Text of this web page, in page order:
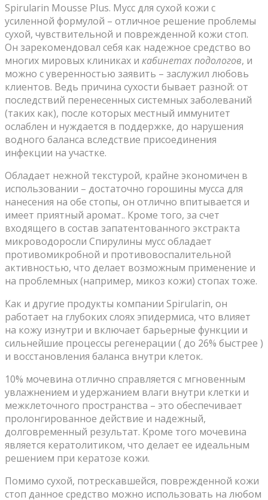
Spirularin Mousse Plus. Мусс для сухой кожи с
усиленной формулой – отличное решение проблемы
сухой, чувствительной и поврежденной кожи стоп.
Он зарекомендовал себя как надежное средство во
многих мировых клиниках и кабинетах подологов, и
можно с уверенностью заявить – заслужил любовь
клиентов. Ведь причина сухости бывает разной: от
последствий перенесенных системных заболеваний
(таких как), после которых местный иммунитет
ослаблен и нуждается в поддержке, до нарушения
водного баланса вследствие присоединения
инфекции на участке.
Обладает нежной текстурой, крайне экономичен в
использовании – достаточно горошины мусса для
нанесения на обе стопы, он отлично впитывается и
имеет приятный аромат.. Кроме того, за счет
входящего в состав запатентованного экстракта
микроводоросли Спирулины мусс обладает
противомикробной и противовоспалительной
активностью, что делает возможным применение и
на проблемных (например, микоз кожи) стопах тоже.
Как и другие продукты компании Spirularin, он
работает на глубоких слоях эпидермиса, что влияет
на кожу изнутри и включает барьерные функции и
сильнейшие процессы регенерации ( до 26% быстрее )
и восстановления баланса внутри клеток.
10% мочевина отлично справляется с мгновенным
увлажнением и удержанием влаги внутри клетки и
межклеточного пространства – это обеспечивает
пролонгированное действие и надежный,
долговременный результат. Кроме того мочевина
является кератолитиком, что делает ее идеальным
решением при кератозе кожи.
Помимо сухой, потрескавшейся, поврежденной кожи
стоп данное средство можно использовать на любом